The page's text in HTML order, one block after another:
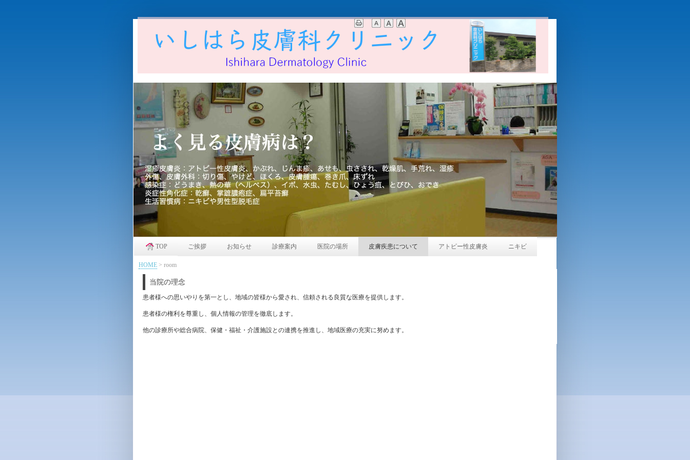
TOP ご挨拶 お知らせ 診療案内 医院の場所 皮膚疾患について アトピー性皮膚炎 ニキビ
HOME> room
当院の理念
患者様への思いやりを第一とし、地域の皆様から愛され、信頼される良質な医療を提供します。
患者様の権利を尊重し、個人情報の管理を徹底します。
他の診療所や総合病院、保健・福祉・介護施設との連携を推進し、地域医療の充実に努めます。